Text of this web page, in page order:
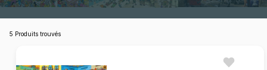
5 Produits trouvés